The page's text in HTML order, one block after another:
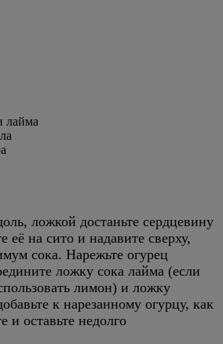
лайма
ложкой достаньте сердцевину
её на сито и надавите сверху,
сока. Нарежьте огурец
ложку сока лайма (если
лимон) и ложку
к нарезанному огурцу, как
и оставьте недолго